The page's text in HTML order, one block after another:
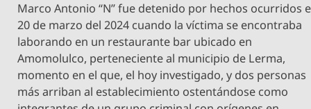
Marco Antonio “N” fue detenido por hechos ocurridos
20 de marzo del 2024 cuando la víctima se encontraba
laborando en un restaurante bar ubicado en
Amomolulco, perteneciente al municipio de Lerma,
momento en el que, el hoy investigado, y dos personas
más arriban al establecimiento ostentándose como